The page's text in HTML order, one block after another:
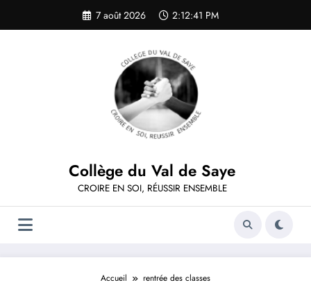
contenu
7 août 2026 2:12:42 PM
Collège du Val de Saye
CROIRE EN SOI, RÉUSSIR ENSEMBLE
Accueil rentrée des classes